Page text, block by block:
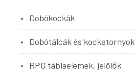
Dobókockák
Dobótálcák és kockatornyok
RPG táblaelemek, jelölők